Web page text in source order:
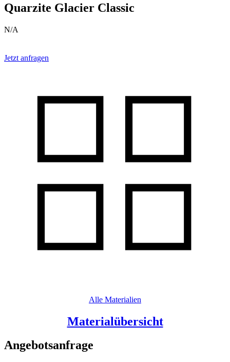
Quarzite Glacier Classic
N/A
Jetzt anfragen
Alle Materialien
Materialübersicht
Angebotsanfrage